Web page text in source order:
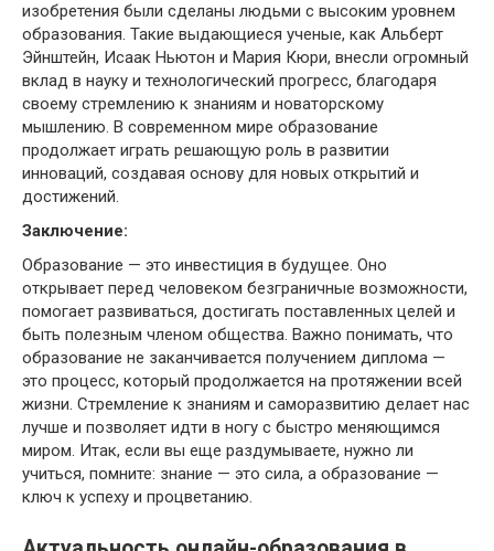
изобретения были сделаны людьми с высоким уровнем
образования. Такие выдающиеся ученые, как Альберт
Эйнштейн, Исаак Ньютон и Мария Кюри, внесли огромный
вклад в науку и технологический прогресс, благодаря
своему стремлению к знаниям и новаторскому
мышлению. В современном мире образование
продолжает играть решающую роль в развитии
инноваций, создавая основу для новых открытий и
достижений.
Заключение:
Образование — это инвестиция в будущее. Оно
открывает перед человеком безграничные возможности,
помогает развиваться, достигать поставленных целей и
быть полезным членом общества. Важно понимать, что
образование не заканчивается получением диплома —
это процесс, который продолжается на протяжении всей
жизни. Стремление к знаниям и саморазвитию делает нас
лучше и позволяет идти в ногу с быстро меняющимся
миром. Итак, если вы еще раздумываете, нужно ли
учиться, помните: знание — это сила, а образование —
ключ к успеху и процветанию.